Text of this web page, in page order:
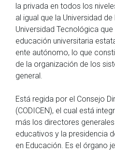
la privada en todos los
al igual que la Universidad
Universidad Tecnológica
educación universitaria
ente autónomo, lo que
de la organización de los
general.
Está regida por el Consejo
(CODICEN), el cual está
más los directores
educativos y la presidencia
en Educación. Es el órgano